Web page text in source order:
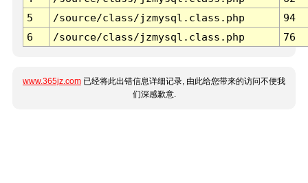
5
/source/class/jzmysql.class.php
94
6
/source/class/jzmysql.class.php 76
www.365jz.com 已经将此出错信息详细记录, 由此给您带来的访问不便我
们深感歉意.